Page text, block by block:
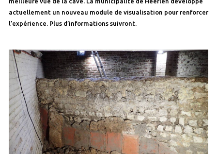
actuellement un nouveau module de visualisation pour renforcer
l’expérience. Plus d’informations suivront.